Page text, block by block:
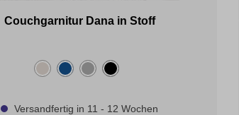
Couchgarnitur Dana in Stoff
Versandfertig in 11 - 12 Wochen